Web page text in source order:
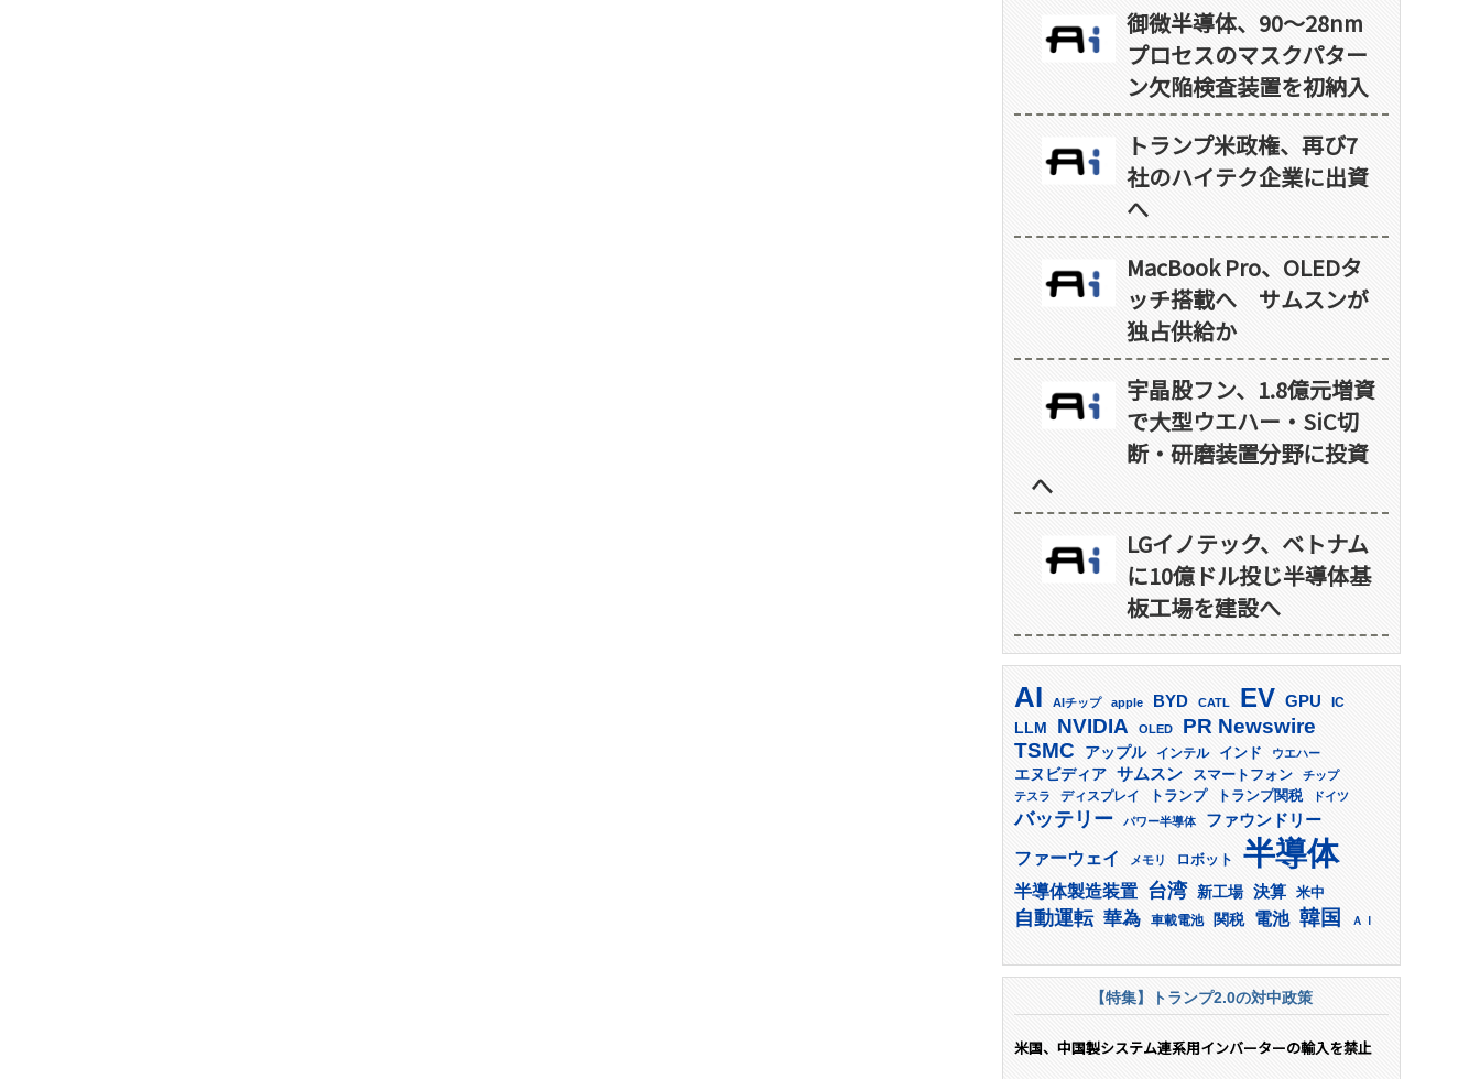
御微半導体、90～28nm
プロセスのマスクパター
ン欠陥検査装置を初納入
トランプ米政権、再び7
社のハイテク企業に出資
へ
MacBook Pro、OLEDタ
ッチ搭載へ サムスンが
独占供給か
宇晶股フン、1.8億元増資
で大型ウエハー・SiC切
断・研磨装置分野に投資
へ
LGイノテック、ベトナム
に10億ドル投じ半導体基
板工場を建設へ
AI AIチップ apple BYD CATL EV GPU IC
LLM NVIDIA OLED PR Newswire
TSMC アップル インテル インド ウエハー
エヌビディア サムスン スマートフォン
チップ
テスラ
ディスプレイ トランプ トランプ関税 ドイツ
バッテリー パワー半導体 ファウンドリー
ファーウェイ メモリ ロボット 半導体
半導体製造装置 台湾 新工場 決算 米中
自動運転 華為 車載電池 関税 電池 韓国 ＡＩ
【特集】トランプ2.0の対中政策
米国、中国製システム連系用インバーターの輸入を禁止